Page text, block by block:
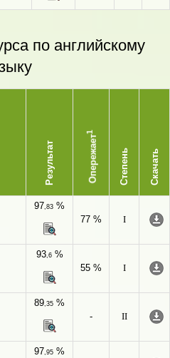
по английскому
Результат Опережает
1
Степень Скачать
97,83 %
77 %
I
93,6%
55 %
I
89,35 %
-
II
97,95 %